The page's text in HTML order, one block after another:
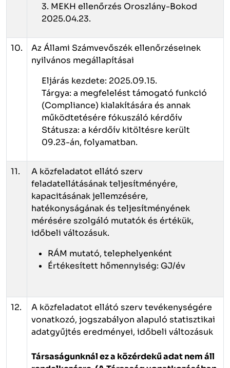
3. MEKH ellenőrzés Oroszlány-Bokod
2025.04.23.
10.
Az Állami Számvevőszék ellenőrzéseinek
nyilvános megállapításai
Eljárás kezdete: 2025.09.15.
Tárgya: a megfelelést támogató funkció
(Compliance) kialakítására és annak
működtetésére fókuszáló kérdőív
Státusza: a kérdőív kitöltésre került
09.23-án, folyamatban.
11.
A közfeladatot ellátó szerv
feladatellátásának teljesítményére,
kapacitásának jellemzésére,
hatékonyságának és teljesítményének
mérésére szolgáló mutatók és értékük,
időbeli változásuk.
RÁM mutató, telephelyenként
Értékesített hőmennyiség: GJ/év
12.
A közfeladatot ellátó szerv tevékenységére
vonatkozó, jogszabályon alapuló statisztikai
adatgyűjtés eredményei, időbeli változásuk
Társaságunknál ez a közérdekű adat nem áll